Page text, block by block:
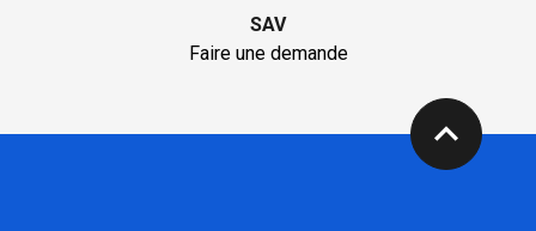
SAV
Faire une demande
expand_less